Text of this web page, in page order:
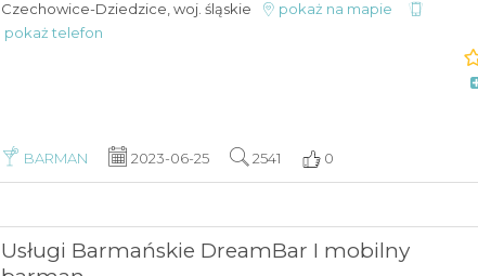
Czechowice-Dziedzice, woj. śląskie
pokaż na mapie
pokaż telefon
BARMAN 2023-06-25 2541 0
Usługi Barmańskie DreamBar I mobilny